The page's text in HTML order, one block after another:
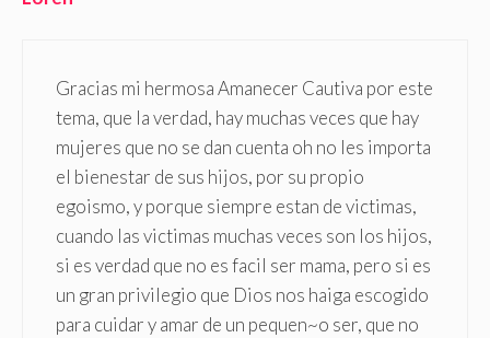
Gracias mi hermosa Amanecer Cautiva por este
tema, que la verdad, hay muchas veces que hay
mujeres que no se dan cuenta oh no les importa
el bienestar de sus hijos, por su propio
egoismo, y porque siempre estan de victimas,
cuando las victimas muchas veces son los hijos,
si es verdad que no es facil ser mama, pero si es
un gran privilegio que Dios nos haiga escogido
para cuidar y amar de un pequen~o ser, que no